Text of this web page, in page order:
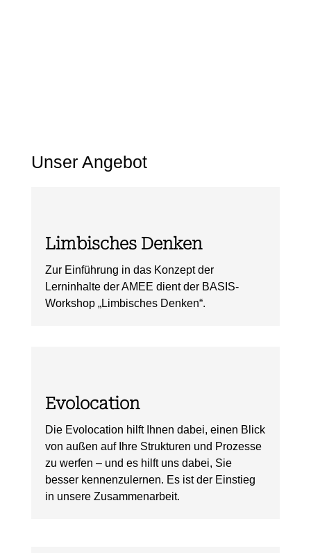
Unser Angebot
Limbisches Denken
Zur Einführung in das Konzept der
Lerninhalte der AMEE dient der BASIS-
Workshop „Limbisches Denken“.
Evolocation
Die Evolocation hilft Ihnen dabei, einen Blick
von außen auf Ihre Strukturen und Prozesse
zu werfen – und es hilft uns dabei, Sie
besser kennenzulernen. Es ist der Einstieg
in unsere Zusammenarbeit.